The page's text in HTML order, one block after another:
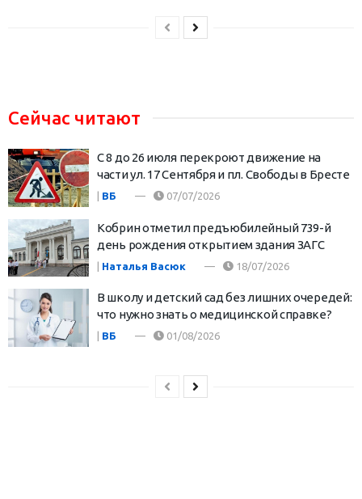
Сейчас читают
С 8 до 26 июля перекроют движение на
части ул. 17 Сентября и пл. Свободы в Бресте
ВБ 07/07/2026
Кобрин отметил предъюбилейный 739-й
день рождения открытием здания ЗАГС
| Наталья Васюк 18/07/2026
В школу и детский сад без лишних очередей:
что нужно знать о медицинской справке?
ВБ 01/08/2026